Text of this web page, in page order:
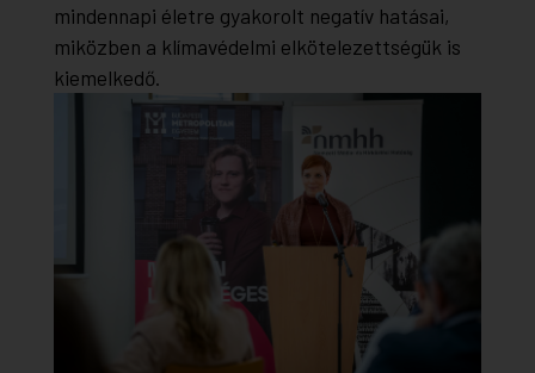
mindennapi életre gyakorolt negatív hatásai,
miközben a klímavédelmi elkötelezettségük is
kiemelkedő.